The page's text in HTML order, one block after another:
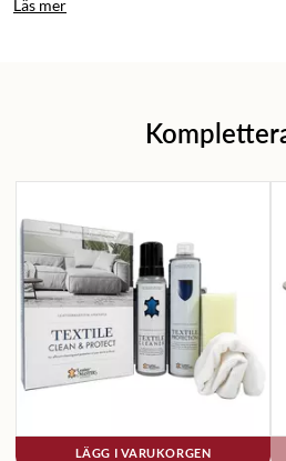
Läs mer
LÄGG I VARUKORGEN